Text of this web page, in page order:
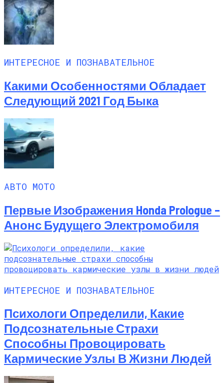
ИНТЕРЕСНОЕ И ПОЗНАВАТЕЛЬНОЕ
Какими Особенностями Обладает
Следующий 2021 Год Быка
АВТО МОТО
Первые Изображения Honda Prologue –
Анонс Будущего Электромобиля
ИНТЕРЕСНОЕ И ПОЗНАВАТЕЛЬНОЕ
Психологи Определили, Какие
Подсознательные Страхи
Способны Провоцировать
Кармические Узлы В Жизни Людей